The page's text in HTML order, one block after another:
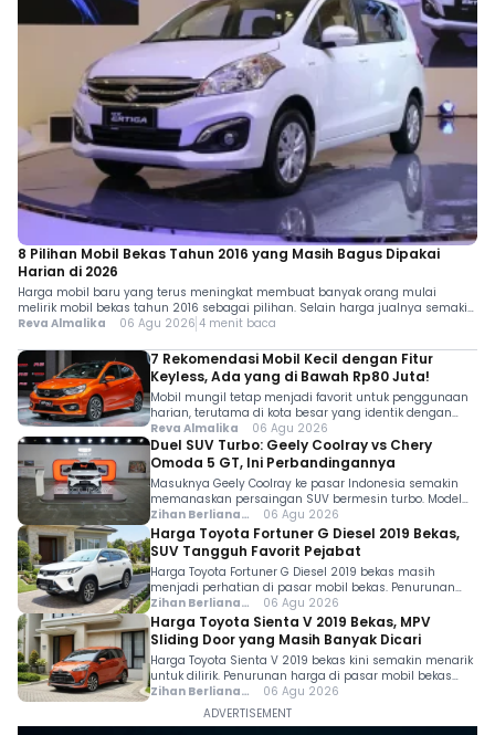
8 Pilihan Mobil Bekas Tahun 2016 yang Masih Bagus Dipakai
Harian di 2026
Harga mobil baru yang terus meningkat membuat banyak orang mulai
melirik mobil bekas tahun 2016 sebagai pilihan. Selain harga jualnya semakin
terjangkau, pilihan modelnya juga beragam, mulai dari LCGC 7-seater, city
bingung menentukan pilihan, berikut rekomendasi mobil yang masih layak
dipertimbangkan lengkap dengan masing-masing […]
Reva Almalika 06 Agu 2026 4 menit baca
7 Rekomendasi Mobil Kecil dengan Fitur
Keyless, Ada yang di Bawah Rp80 Juta!
Mobil mungil tetap menjadi favorit untuk penggunaan
harian, terutama di kota besar yang identik dengan
jalan sempit dan kemacetan. Menariknya, saat ini
sudah banyak mobil kecil dengan fitur keyless di pasar
mobil bekas yang menawarkan kenyamanan lebih
tanpa harus mengeluarkan bujet besar. Selain praktis
karena tidak perlu memasukkan anak kunci ke lubang
kontak, fitur ini […]
Reva Almalika 06 Agu 2026
Duel SUV Turbo: Geely Coolray vs Chery
Omoda 5 GT, Ini Perbandingannya
Masuknya Geely Coolray ke pasar Indonesia semakin
memanaskan persaingan SUV bermesin turbo. Model
yang resmi diperkenalkan di GIIAS 2026 itu langsung
berhadapan dengan Chery Omoda 5 GT, salah satu SUV
yang lebih dulu menawarkan performa tinggi dan fitur
modern di segmen ini. Keduanya sama-sama
mengusung mesin turbo, desain sporty, serta teknologi
keselamatan yang lengkap. Namun, […]
Zihan Berliana
Ram Ghani
06 Agu 2026
Harga Toyota Fortuner G Diesel 2019 Bekas,
SUV Tangguh Favorit Pejabat
Harga Toyota Fortuner G Diesel 2019 bekas masih
menjadi perhatian di pasar mobil bekas. Penurunan
harga membuat SUV ladder frame andalan Toyota ini
semakin mudah dijangkau, sehingga menjadi alternatif
menarik bagi konsumen yang menginginkan
kendaraan diesel tangguh tanpa harus membeli unit
baru. Di kisaran harga bekasnya saat ini, Toyota
Fortuner G Diesel 2019 menawarkan mesin […]
Zihan Berliana
Ram Ghani
06 Agu 2026
Harga Toyota Sienta V 2019 Bekas, MPV
Sliding Door yang Masih Banyak Dicari
Harga Toyota Sienta V 2019 bekas kini semakin menarik
untuk dilirik. Penurunan harga di pasar mobil bekas
membuat MPV bermodel sliding door ini menjadi
alternatif bagi konsumen yang menginginkan mobil
keluarga dengan fitur cukup lengkap tanpa harus
Zihan Berliana
Ram Ghani
06 Agu 2026